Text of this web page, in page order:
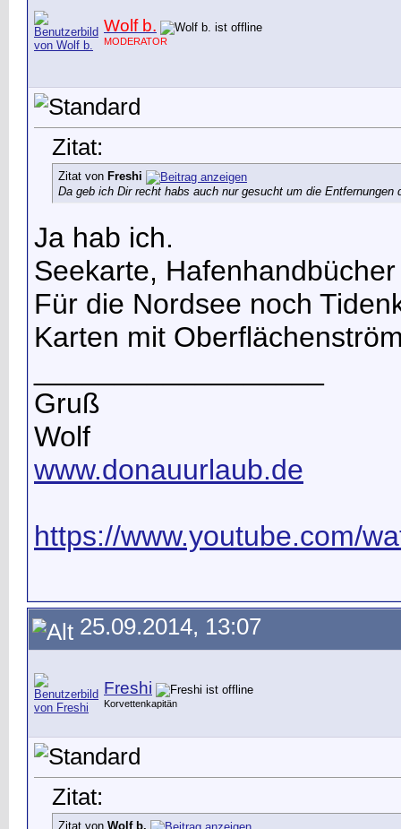
Wolf b.
MODERATOR
Zitat:
Zitat von Freshi
Da geb ich Dir recht habs auch nur gesucht um die
Ja hab ich.
Seekarte,
Für die Nordsee noch
Karten mit
Gruß
Wolf
www.donauurlaub.de
https://www.youtube.com/
25.09.2014, 13:07
Freshi
Korvettenkapitän
Zitat:
Zitat von Wolf b.